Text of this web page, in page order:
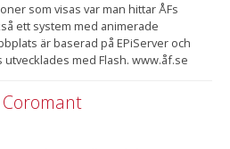
som visas var man hittar ÅFs
ett system med animerade
är baserad på EPiServer och
med Flash. www.åf.se
Coromant